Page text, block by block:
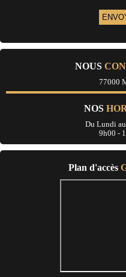
- Entreprise de rénovation immobilière à
- Entreprise de rénovation immobilière à
- Entreprise de rénovation immobilière à
- Entreprise de rénovation immobilière à
- Entreprise de rénovation immobilière à
- Entreprise de rénovation immobilière à
- Entreprise de rénovation immobilière à
- Entreprise de rénovation immobilière à
- Entreprise de rénovation immobilière à
- Entreprise de rénovation immobilière à
- Entreprise de rénovation immobilière à
- Entreprise de rénovation immobilière
- Entreprise de rénovation immobilière à
- Entreprise de rénovation immobilière à
- Entreprise de rénovation immobilière à
NOUS
77000
NOS
Du Lundi
9h00 -
Plan d'accès